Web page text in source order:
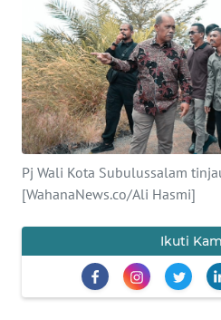
Pj Wali Kota Subulussalam
[WahanaNews.co/Ali Hasmi]
Ikuti
OPINI
PERISTIWA
Informasi
BERITA
KONTAK
INFO